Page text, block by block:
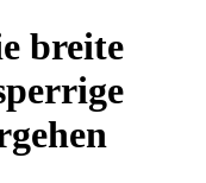
breite